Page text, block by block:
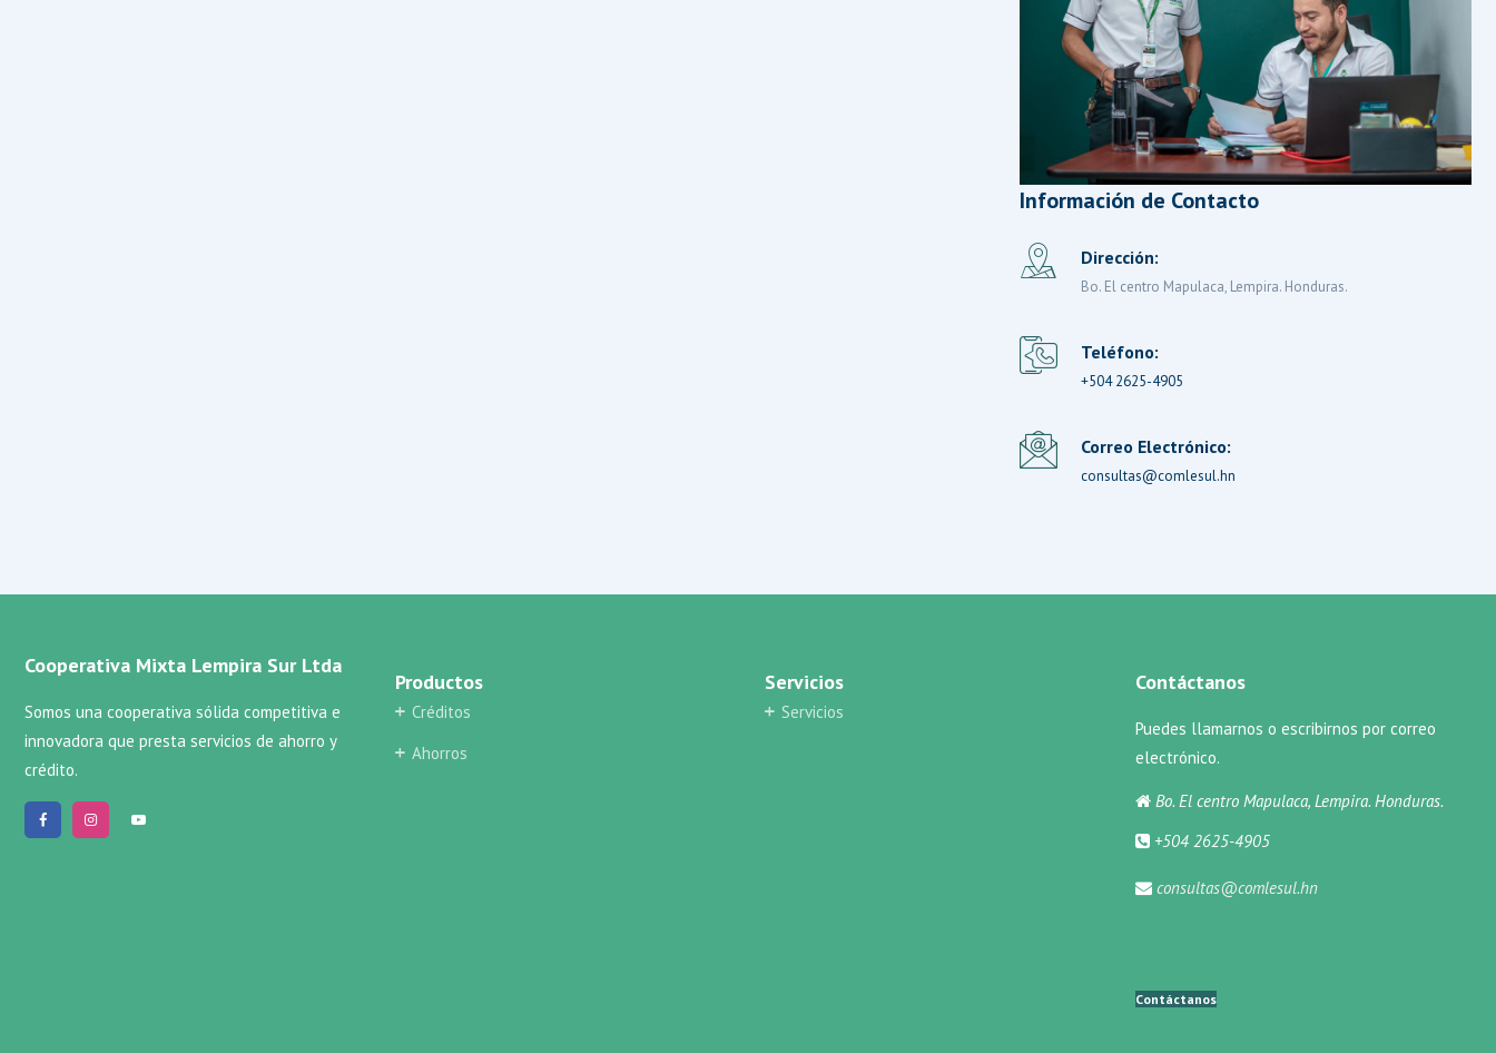
Información de Contacto
Dirección:
Bo. El centro Mapulaca, Lempira. Honduras.
Teléfono:
+504 2625-4905
Correo Electrónico:
consultas@comlesul.hn
Cooperativa Mixta Lempira Sur Ltda
Somos una cooperativa sólida competitiva e
innovadora que presta servicios de ahorro y
crédito.
Productos
Créditos
Ahorros
Servicios
Servicios
Contáctanos
Puedes llamarnos o escribirnos por correo
electrónico.
Bo. El centro Mapulaca, Lempira. Honduras.
+504 2625-4905
consultas@comlesul.hn
Contáctanos